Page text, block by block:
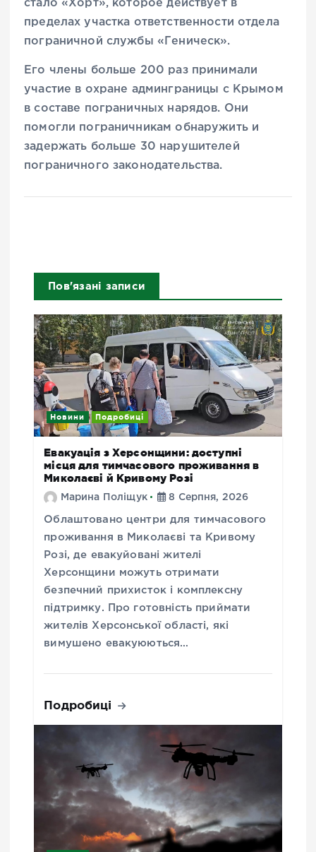
стало «Хорт», которое действует в
пределах участка ответственности отдела
пограничной службы «Геническ».
Его члены больше 200 раз принимали
участие в охране админграницы с Крымом
в составе пограничных нарядов. Они
помогли пограничникам обнаружить и
задержать больше 30 нарушителей
пограничного законодательства.
Пов'язані записи
Новини Подробиці
Евакуація з Херсонщини: доступні
місця для тимчасового проживання в
Миколаєві й Кривому Розі
Марина Поліщук 8 Серпня, 2026
Облаштовано центри для тимчасового
проживання в Миколаєві та Кривому
Розі, де евакуйовані жителі
Херсонщини можуть отримати
безпечний прихисток і комплексну
підтримку. Про готовність приймати
жителів Херсонської області, які
вимушено евакуюються…
Подробиці